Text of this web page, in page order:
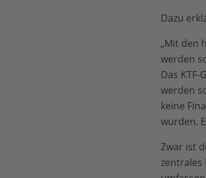
Dazu
„Mit den
werden
Das
werden
keine
wurden.
Zwar ist
zentrales